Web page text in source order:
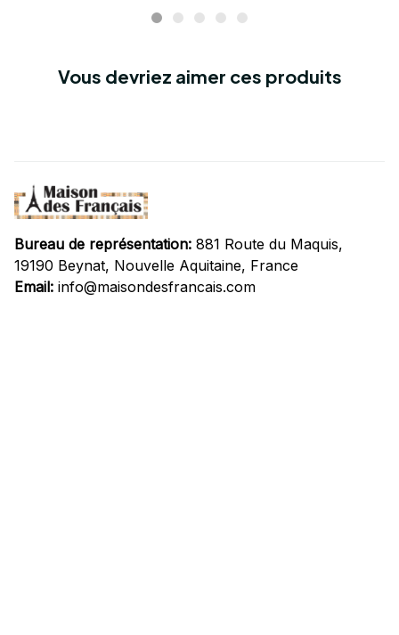
Vous devriez aimer ces produits
Bureau de représentation: 881 Route du Maquis,
19190 Beynat, Nouvelle Aquitaine, France
Email: info@maisondesfrancais.com